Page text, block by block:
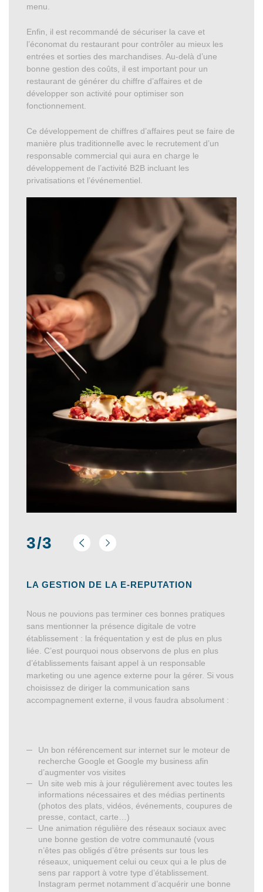
menu.
Enfin, il est recommandé de sécuriser la cave et
l’économat du restaurant pour contrôler au mieux les
entrées et sorties des marchandises. Au-delà d’une
bonne gestion des coûts, il est important pour un
restaurant de générer du chiffre d’affaires et de
développer son activité pour optimiser son
fonctionnement.
Ce développement de chiffres d’affaires peut se faire de
manière plus traditionnelle avec le recrutement d’un
responsable commercial qui aura en charge le
développement de l’activité B2B incluant les
privatisations et l’événementiel.
3/3
LA GESTION DE LA E-REPUTATION
Nous ne pouvions pas terminer ces bonnes pratiques
sans mentionner la présence digitale de votre
établissement : la fréquentation y est de plus en plus
liée. C’est pourquoi nous observons de plus en plus
d’établissements faisant appel à un responsable
marketing ou une agence externe pour la gérer. Si vous
choisissez de diriger la communication sans
accompagnement externe, il vous faudra absolument :
Un bon référencement sur internet sur le moteur de
recherche Google et Google my business afin
d’augmenter vos visites
Un site web mis à jour régulièrement avec toutes les
informations nécessaires et des médias pertinents
(photos des plats, vidéos, événements, coupures de
presse, contact, carte…)
Une animation régulière des réseaux sociaux avec
une bonne gestion de votre communauté (vous
n’êtes pas obligés d’être présents sur tous les
réseaux, uniquement celui ou ceux qui a le plus de
sens par rapport à votre type d’établissement.
Instagram permet notamment d’acquérir une bonne